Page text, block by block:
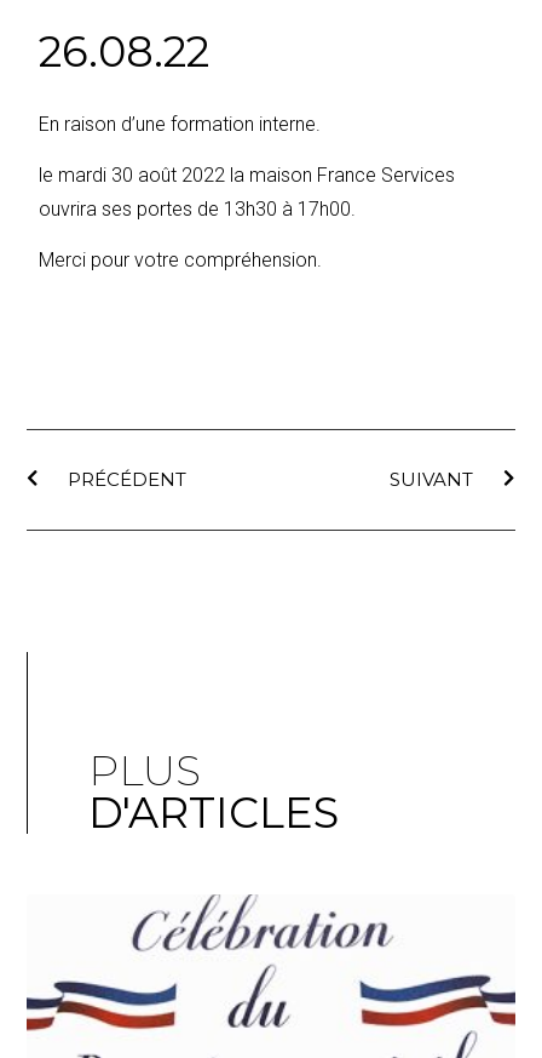
26.08.22
En raison d’une formation interne.
le mardi 30 août 2022 la maison France Services
ouvrira ses portes de 13h30 à 17h00.
Merci pour votre compréhension.
PRÉCÉDENT SUIVANT
PLUS
D'ARTICLES